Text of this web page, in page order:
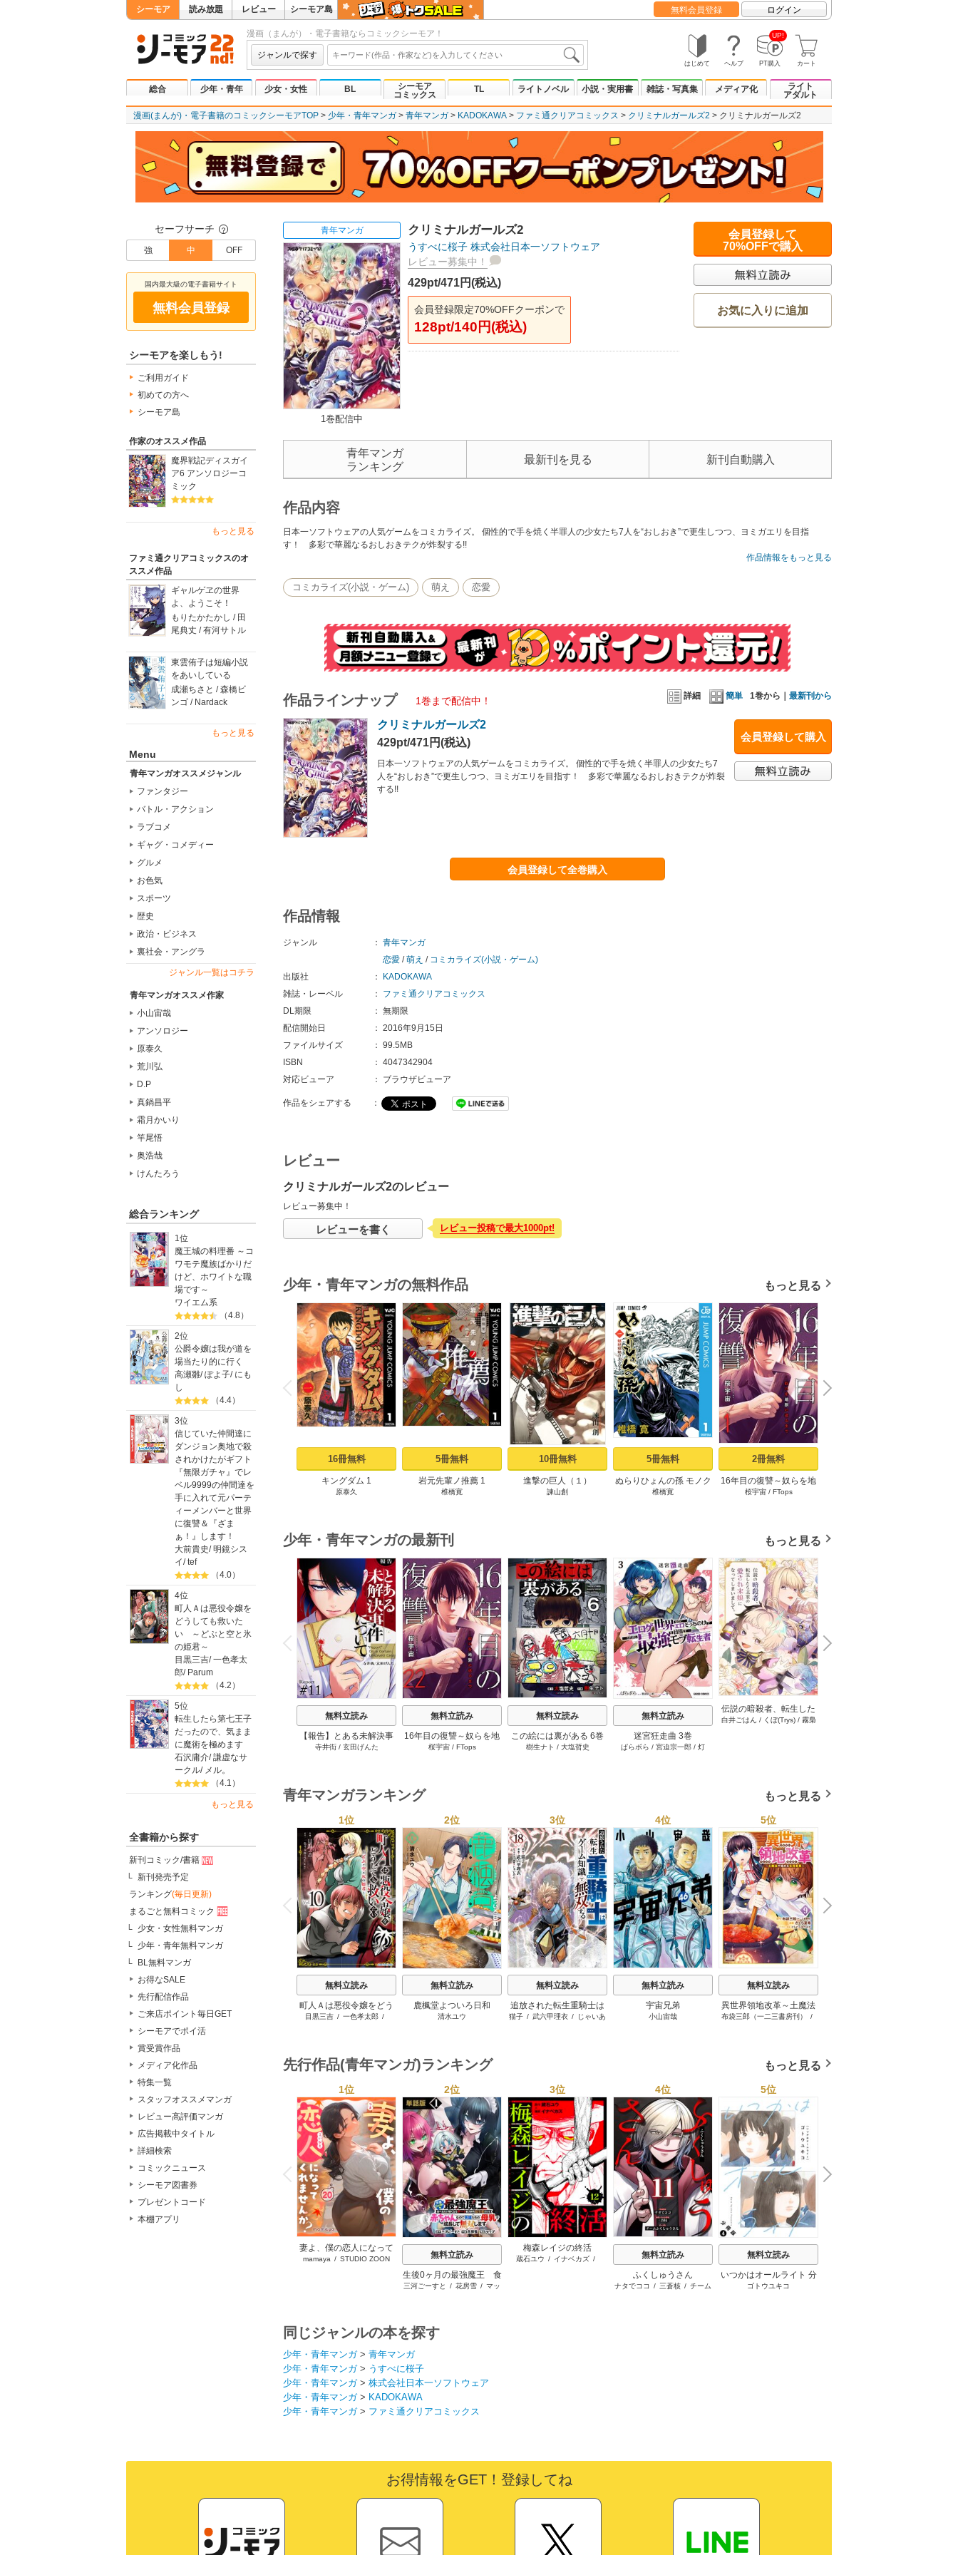
シーモア 読み放題 レビュー シーモア島 無料会員登録 ログイン
漫画（まんが）・電子書籍ならコミックシーモア！
ジャンルで探す
はじめて ヘルプ
UP!
PT購入 カート
総合 少年・青年 少女・女性 BL
シーモア
コミックス
TL ライトノベル 小説・実用書 雑誌・写真集 メディア化
ライト
アダルト
漫画(まんが)・電子書籍のコミックシーモアTOP 少年・青年マンガ 青年マンガ KADOKAWA ファミ通クリアコミックス クリミナルガールズ2 クリミナルガールズ2
セーフサーチ ？
強 中 OFF
国内最大級の電子書籍サイト
無料会員登録
シーモアを楽しもう!
ご利用ガイド
初めての方へ
シーモア島
作家のオススメ作品
魔界戦記ディスガイ
ア6 アンソロジーコ
ミック
もっと見る
ファミ通クリアコミックスのオ
ススメ作品
ギャルゲヱの世界
よ、ようこそ！
もりたかたかし / 田
尾典丈 / 有河サトル
東雲侑子は短編小説
をあいしている
成瀬ちさと / 森橋ビ
ンゴ / Nardack
もっと見る
Menu
青年マンガオススメジャンル
ファンタジー
バトル・アクション
ラブコメ
ギャグ・コメディー
グルメ
お色気
スポーツ
歴史
政治・ビジネス
裏社会・アングラ
ジャンル一覧はコチラ
青年マンガオススメ作家
小山宙哉
アンソロジー
原泰久
荒川弘
D.P
真鍋昌平
霜月かいり
竿尾悟
奥浩哉
けんたろう
総合ランキング
1位
魔王城の料理番 ～コ
ワモテ魔族ばかりだ
けど、ホワイトな職
場です～
ワイエム系
（4.8）
2位
公爵令嬢は我が道を
場当たり的に行く
高瀬雛/ぽよ子/ にも
し
（4.4）
3位
信じていた仲間達に
ダンジョン奥地で殺
されかけたがギフト
『無限ガチャ』でレ
ベル9999の仲間達を
手に入れて元パーテ
ィーメンバーと世界
に復讐＆『ざま
ぁ！』します！
大前貴史/明鏡シス
イ/tef
（4.0）
4位
町人Ａは悪役令嬢を
どうしても救いた
い ～どぶと空と氷
の姫君～
目黒三吉/一色孝太
郎/ Parum
（4.2）
5位
転生したら第七王子
だったので、気まま
に魔術を極めます
石沢庸介/謙虚なサ
ークル/ メル。
（4.1）
もっと見る
全書籍から探す
新刊コミック/書籍
新刊発売予定
ランキング(毎日更新)
まるごと無料コミック
少女・女性無料マンガ
少年・青年無料マンガ
BL無料マンガ
お得なSALE
先行配信作品
ご来店ポイント毎日GET
シーモアでポイ活
賞受賞作品
メディア化作品
特集一覧
スタッフオススメマンガ
レビュー高評価マンガ
広告掲載中タイトル
詳細検索
コミックニュース
シーモア図書券
プレゼントコード
本棚アプリ
青年マンガ
1巻配信中
クリミナルガールズ2
うすべに桜子 株式会社日本一ソフトウェア
レビュー募集中！
429pt/471円(税込)
会員登録限定70%OFFクーポンで
128pt/140円(税込)
会員登録して
70%OFFで購入
お気に入りに追加
青年マンガ
ランキング
最新刊を見る 新刊自動購入
作品内容
日本一ソフトウェアの人気ゲームをコミカライズ。 個性的で手を焼く半罪人の少女たち7人を“おしおき”で更生しつつ、ヨミガエリを目指
す！ 多彩で華麗なるおしおきテクが炸裂する!!
作品情報をもっと見る
コミカライズ(小説・ゲーム) 萌え 恋愛
詳細 簡単 1巻から｜ 最新刊から
作品ラインナップ 1巻まで配信中！
会員登録して購入
クリミナルガールズ2
429pt/471円(税込)
日本一ソフトウェアの人気ゲームをコミカライズ。 個性的で手を焼く半罪人の少女たち7
人を“おしおき”で更生しつつ、ヨミガエリを目指す！ 多彩で華麗なるおしおきテクが炸裂
する!!
会員登録して全巻購入
作品情報
ジャンル ： 青年マンガ
恋愛 /萌え / コミカライズ(小説・ゲーム)
出版社
：
KADOKAWA
雑誌・レーベル
：
ファミ通クリアコミックス
DL期限
： 無期限
配信開始日
： 2016年9月15日
ファイルサイズ
： 99.5MB
ISBN
： 4047342904
対応ビューア
： ブラウザビューア
作品をシェアする ：
レビュー
クリミナルガールズ2のレビュー
レビュー募集中！
レビューを書く レビュー投稿で最大1000pt!
少年・青年マンガの無料作品 もっと見る
P
r
e
v
i
o
u
s
16冊無料
キングダム 1
原泰久
5冊無料
岩元先輩ノ推薦 1
椎橋寛
10冊無料
進撃の巨人（１）
諫山創
5冊無料
ぬらりひょんの孫 モノク
ロ版 1
椎橋寛
2冊無料
16年目の復讐～奴らを地
獄に送るまで 1巻
桜宇宙/ FTops
N
e
x
t
少年・青年マンガの最新刊 もっと見る
P
r
e
v
i
o
u
s
無料立読み
【報告】とある未解決事
件について 11巻
寺井衒/ 玄田げんた
無料立読み
16年目の復讐～奴らを地
獄に送るまで 22巻
桜宇宙/ FTops
無料立読み
この絵には裏がある 6巻
樹生ナト / 大塩哲史
無料立読み
迷宮狂走曲 3巻
ぱらボら / 宮迫宗一郎 / 灯
伝説の暗殺者、転生した
ら王家の愛され末娘にな
白井ごはん / くぼ(Trys)/ 霧梟
のつもりが、なぜか世界
最強の師弟になっていた
N
e
x
t
青年マンガランキング もっと見る
P
r
e
v
i
o
u
s
1位
無料立読み
町人Ａは悪役令嬢をどう
しても救いたい ～どぶ
目黒三吉 / 一色孝太郎 /
2位
無料立読み
鹿楓堂よついろ日和
清水ユウ
3位
無料立読み
追放された転生重騎士は
ゲーム知識で無双する
猫子 / 武六甲理衣 /
じゃいあ
4位
無料立読み
宇宙兄弟
小山宙哉
5位
無料立読み
異世界領地改革～土魔法
で始める公共事業～
布袋三郎（一二三書房刊）
/
N
e
x
t
先行作品(青年マンガ)ランキング もっと見る
P
r
e
v
i
o
u
s
1位
妻よ、僕の恋人になって
くれませんか？
mamaya / STUDIO ZOON
2位
無料立読み
生後0ヶ月の最強魔王 食
べるだけ強くなるチート
母乳で成長して無双しま
三河ごーすと / 花房雪 / マッ
3位
梅森レイジの終活
蔵石ユウ / イナベカズ /
4位
無料立読み
ふくしゅうさん
ナタでココ / 三蒼核 / チーム
5位
無料立読み
いつかはオールライト 分
冊版
ゴトウユキコ
N
e
x
t
同じジャンルの本を探す
少年・青年マンガ> 青年マンガ
少年・青年マンガ> うすべに桜子
少年・青年マンガ> 株式会社日本一ソフトウェア
少年・青年マンガ> KADOKAWA
少年・青年マンガ> ファミ通クリアコミックス
お得情報をGET！登録してね